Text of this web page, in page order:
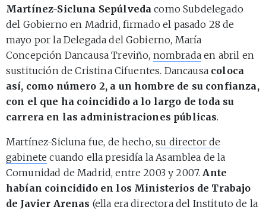
Martínez-Sicluna Sepúlveda como Subdelegado
del Gobierno en Madrid, firmado el pasado 28 de
mayo por la Delegada del Gobierno, María
Concepción Dancausa Treviño, nombradaen abril en
sustitución de Cristina Cifuentes. Dancausa coloca
así, como número 2, a un hombre de su confianza,
con el que ha coincidido a lo largo de toda su
carrera en las administraciones públicas.
Martínez-Sicluna fue, de hecho,su director de
gabinete cuando ella presidía la Asamblea de la
Comunidad de Madrid, entre 2003 y 2007. Ante
habían coincidido en los Ministerios de Trabajo
de Javier Arenas (ella era directora del Instituto de la